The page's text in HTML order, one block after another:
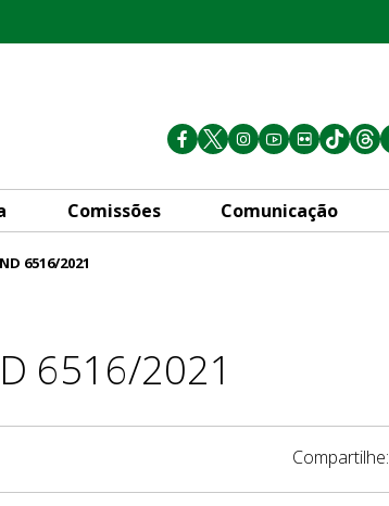
Comissões Comunicação
6516/2021
6516/2021
Compartilhe: